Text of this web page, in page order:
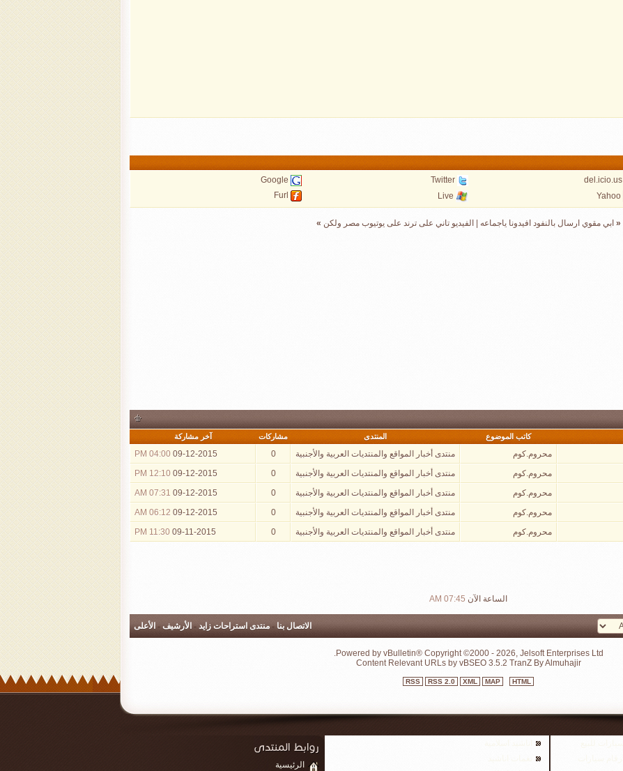
del.icio.us
Twitter
Google
Yahoo
Live
Furl
« ابي مقوي ارسال بالنفود افيدونا ياجماعه الفيديو تاني على ترند على يوتيوب مصر ولكن »
كاتب الموضوع المنتدى مشاركات آخر مشاركة
محروم.كوم منتدى أخبار المواقع والمنتديات العربية والأجنبية 0
09-12-2015
04:00 PM
محروم.كوم منتدى أخبار المواقع والمنتديات العربية والأجنبية 0
09-12-2015
12:10 PM
محروم.كوم منتدى أخبار المواقع والمنتديات العربية والأجنبية 0
09-12-2015
07:31 AM
محروم.كوم منتدى أخبار المواقع والمنتديات العربية والأجنبية 0
09-12-2015
06:12 AM
محروم.كوم منتدى أخبار المواقع والمنتديات العربية والأجنبية 0
09-11-2015
11:30 PM
الساعة الآن 07:45 AM
الاتصال بنا- منتدى استراحات زايد- الأرشيف - الأعلى
Powered by vBulletin® Copyright ©2000 - 2026, Jelsoft Enterprises Ltd.
Content Relevant URLs by vBSEO3.5.2 TranZ By Almuhajir
RSS RSS 2.0 XML MAP HTML
الرئيسية